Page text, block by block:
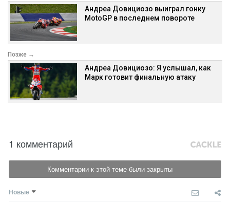
Андреа Довициозо выиграл гонку
MotoGP в последнем повороте
Позже →
Андреа Довициозо: Я услышал, как
Марк готовит финальную атаку
1 комментарий
Комментарии к этой теме были закрыты
Новые